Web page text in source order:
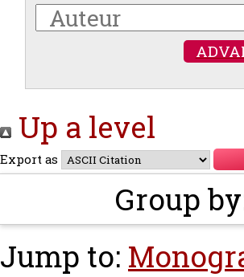
Up a level
Export as
Group
Jump to: